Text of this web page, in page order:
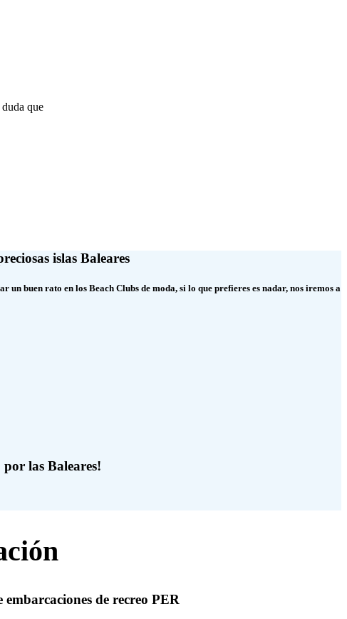
que
islas Baleares
un buen rato en los Beach Clubs de moda, si lo que prefieres es nadar, nos iremos a
las Baleares!
de recreo PER